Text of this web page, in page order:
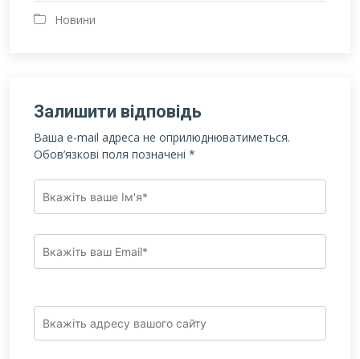
Новини
Залишити відповідь
Ваша e-mail адреса не оприлюднюватиметься.
Обов’язкові поля позначені *